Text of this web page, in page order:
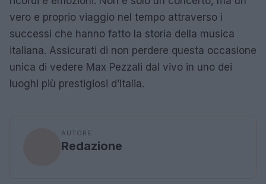
vero e proprio viaggio nel tempo attraverso i
successi che hanno fatto la storia della musica
italiana. Assicurati di non perdere questa occasione
unica di vedere Max Pezzali dal vivo in uno dei
luoghi più prestigiosi d’Italia.
AUTORE
Redazione